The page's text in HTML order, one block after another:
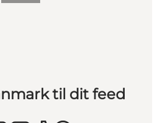
til dit feed